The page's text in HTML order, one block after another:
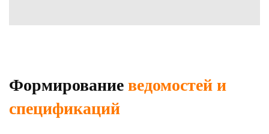
Формирование ведомостей и
спецификаций